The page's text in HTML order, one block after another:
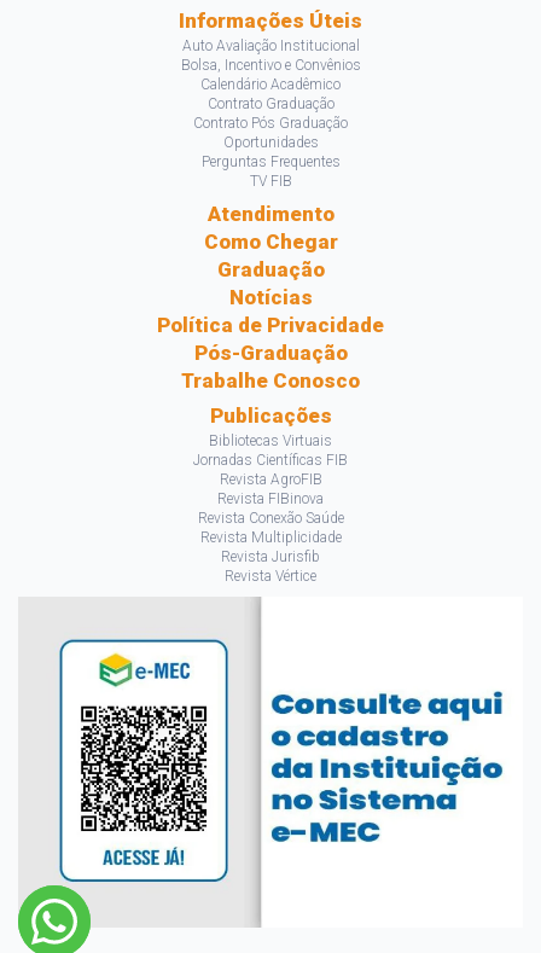
Informações Úteis
Auto Avaliação Institucional
Bolsa, Incentivo e Convênios
Calendário Acadêmico
Contrato Graduação
Contrato Pós Graduação
Oportunidades
Perguntas Frequentes
TV FIB
Atendimento
Como Chegar
Graduação
Notícias
Política de Privacidade
Pós-Graduação
Trabalhe Conosco
Publicações
Bibliotecas Virtuais
Jornadas Científicas FIB
Revista AgroFIB
Revista FIBinova
Revista Conexão Saúde
Revista Multiplicidade
Revista Jurisfib
Revista Vértice